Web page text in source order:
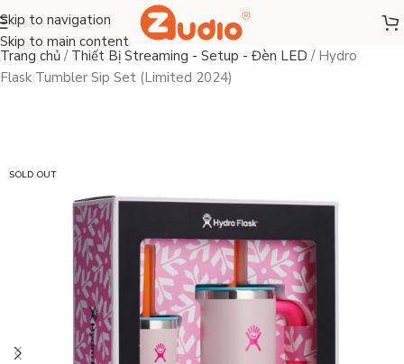
Skip to navigation
Skip to main content
Trang chủ / Thiết Bị Streaming - Setup - Đèn LED / Hydro
Flask Tumbler Sip Set (Limited 2024)
SOLD OUT